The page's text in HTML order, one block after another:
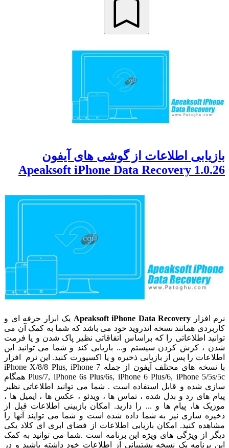
بازیابی اطلاعات از گوشی های آیفون
Apeaksoft iPhone Data Recovery 1.0.26
نرم افزار Apeaksoft iPhone Data Recovery یک ابزار حرفه ای و
کاربردی همانند نسخه اندروید خود می باشد که شما به کمک آن می
توانید اطلاعاتی را که براساس اتفاقاتی نظیر پاک شدن و یا فرمت
شدن ، کرش کردن سیستم و... بازیابی کند و شما می توانید این
اطلاعات را پس از بازیابی ذخیره و یا اکسپورت کنید. این نرم افزار
با نسخه های مختلف آیفون از جمله iPhone X/8/8 Plus, iPhone 7
Plus/7, iPhone 6s Plus/6s, iPhone 6 Plus/6, iPhone 5/5s/5c همگام
سازی شده و قابل استفاده است . شما می توانید اطلاعاتی نظیر
پیام های رد و بدل شده ، تماس ها ، ویدئو ، عکس ها ، ایمیل ها ،
موزیک ها، پیام ها و ... را دارید. امکان بازبینی اطلاعات قبل از
ذخیره سازی نیز به شما داده شده است و شما می توایند آنها را
مشاهده کنید. امکان بازیابی اطلاعات از فضای ابری ای کلاد یکی
دیگر از ویژگی های ویژه این برنامه است .شما می توانید به کمک
این برنامه یک نسخه پشتیبانی از اطلاعات خود داشته باشید و در